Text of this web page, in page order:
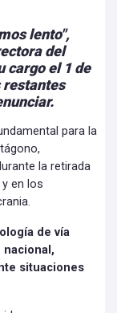
lento",
del
cargo el 1 de
restantes
para la
la retirada
en los
de vía
situaciones